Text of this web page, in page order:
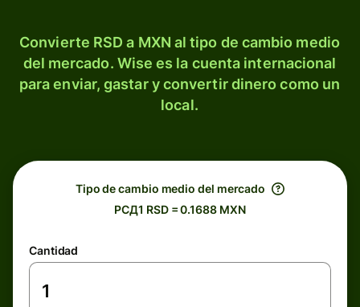
Convierte RSD a MXN al tipo de cambio medio
del mercado. Wise es la cuenta internacional
para enviar, gastar y convertir dinero como un
local.
Tipo de cambio medio del mercado
РСД1 RSD = 0.1688 MXN
Cantidad